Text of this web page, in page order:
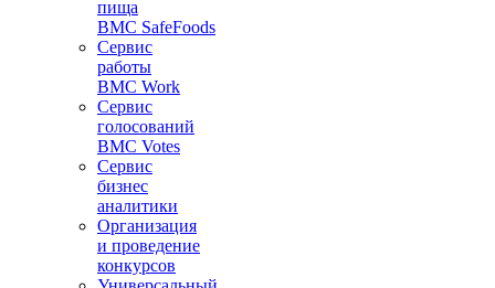
пища
BMC SafeFoods
Сервис
работы
BMC Work
Сервис
голосований
BMC Votes
Сервис
бизнес
аналитики
Организация
и проведение
конкурсов